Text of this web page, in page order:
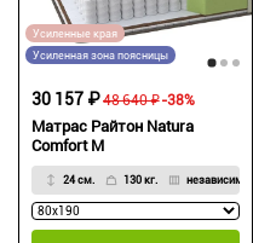
Усиленные края
Усиленная зона поясницы
Матрас Райтон Natura
Comfort M
24 см. 130 кг. независимый
48 640 ₽
30 157 ₽ -38%